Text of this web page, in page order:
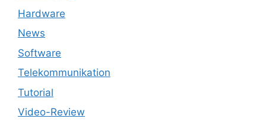
Hardware
News
Software
Telekommunikation
Tutorial
Video-Review